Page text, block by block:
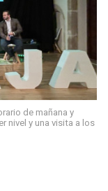
de mañana y
nivel y una visita a los